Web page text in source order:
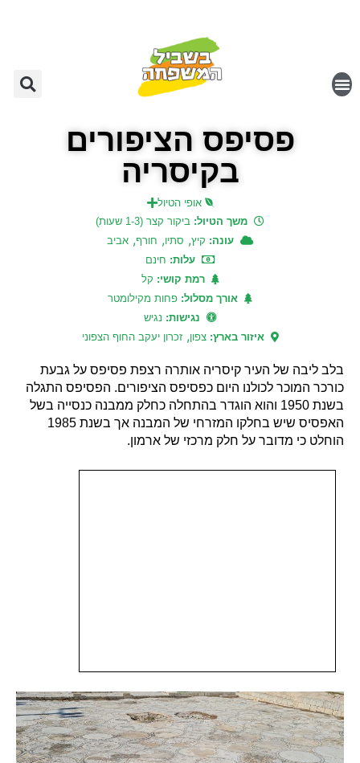
פסיפס הציפורים
בקיסריה
אופי הטיול
משך הטיול: ביקור קצר (1-3 שעות)
עונה: קיץ, סתיו, חורף, אביב
עלות: חינם
רמת קושי: קל
אורך מסלול: פחות מקילומטר
נגישות: נגיש
איזור בארץ:צפון, זכרון יעקב החוף הצפוני
בלב ליבה של העיר קיסריה אותרה רצפת פסיפס על גבעת
כורכר המוכר לכולנו היום כפסיפס הציפורים. הפסיפס התגלה
בשנת 1950 והוא הוגדר בהתחלה כחלק ממבנה כנסייה בשל
האפסיס שיש בחלקו המזרחי של המבנה אך בשנת 1985
הוחלט כי מדובר על חלק מרכזי של ארמון.